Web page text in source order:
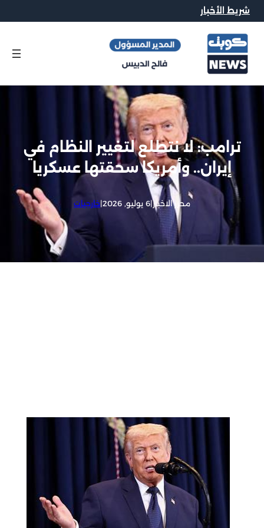
شريط الأخبار
ترامب: لا نتطلع لتغيير النظام في
إيران.. وأمريكا سحقتها عسكريا
محرر الاخبار|6 يوليو, 2026 |خارجيات